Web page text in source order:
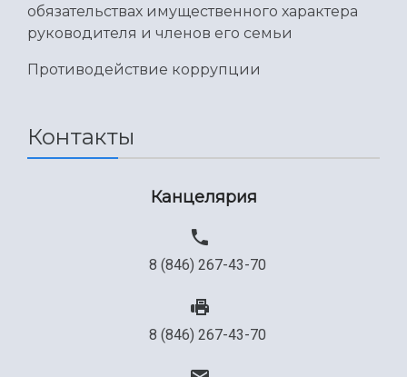
обязательствах имущественного характера
руководителя и членов его семьи
Противодействие коррупции
Контакты
Канцелярия
8 (846) 267-43-70
8 (846) 267-43-70